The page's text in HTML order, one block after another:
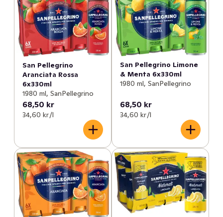
San Pellegrino
Aranciata Rossa
6x330ml
1980 ml, SanPellegrino
68,50 kr
34,60 kr /l
San Pellegrino Limone
& Menta 6x330ml
1980 ml, SanPellegrino
68,50 kr
34,60 kr /l